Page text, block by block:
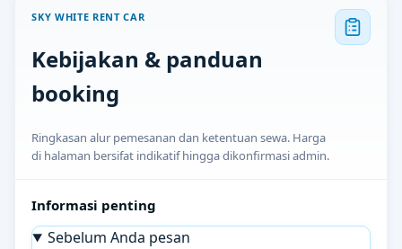
SKY WHITE RENT CAR
Kebijakan & panduan
booking
Ringkasan alur pemesanan dan ketentuan sewa. Harga
di halaman bersifat indikatif hingga dikonfirmasi admin.
Informasi penting
Sebelum Anda pesan